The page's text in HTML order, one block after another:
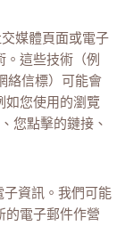
媒體頁面或電子
這些技術（例
絡信標）可能會
如您使用的瀏覽
您點擊的鏈接、
資訊。我們可能
的電子郵件作營